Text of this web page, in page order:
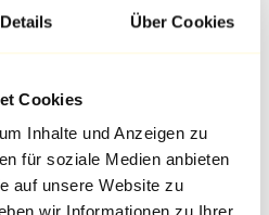
Details Über Cookies
Cookies
Inhalte und Anzeigen zu
für soziale Medien anbieten
auf unsere Website zu
wir Informationen zu Ihrer
Basquiat